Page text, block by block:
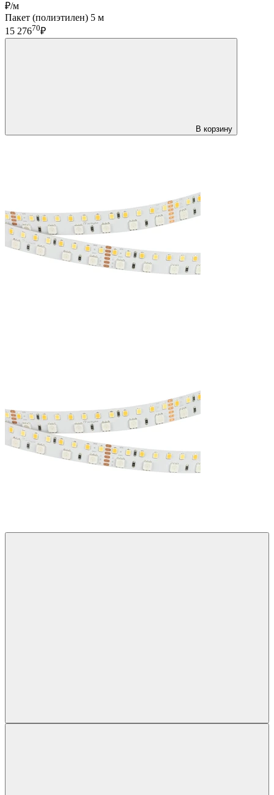
₽/м
Пакет (полиэтилен) 5 м
15 27670₽
В корзину